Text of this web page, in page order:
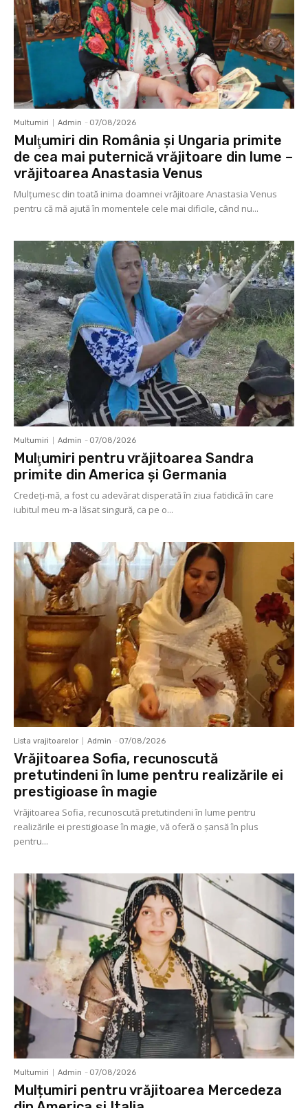
Multumiri Admin - 07/08/2026
Mulţumiri din România și Ungaria primite
de cea mai puternică vrăjitoare din lume –
vrăjitoarea Anastasia Venus
Mulţumesc din toată inima doamnei vrăjitoare Anastasia Venus
pentru că mă ajută în momentele cele mai dificile, când nu...
Multumiri Admin - 07/08/2026
Mulţumiri pentru vrăjitoarea Sandra
primite din America și Germania
Credeți-mă, a fost cu adevărat disperată în ziua fatidică în care
iubitul meu m-a lăsat singură, ca pe o...
Lista vrajitoarelor Admin - 07/08/2026
Vrăjitoarea Sofia, recunoscută
pretutindeni în lume pentru realizările ei
prestigioase în magie
Vrăjitoarea Sofia, recunoscută pretutindeni în lume pentru
realizările ei prestigioase în magie, vă oferă o şansă în plus
pentru...
Multumiri Admin - 07/08/2026
Mulțumiri pentru vrăjitoarea Mercedeza